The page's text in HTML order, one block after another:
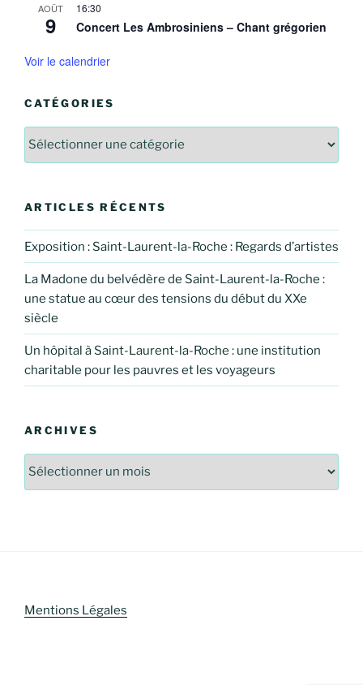
AOÛT
9
16:30
Concert Les Ambrosiniens – Chant grégorien
Voir le calendrier
CATÉGORIES
Catégories
ARTICLES RÉCENTS
Exposition : Saint-Laurent-la-Roche : Regards d’artistes
La Madone du belvédère de Saint-Laurent-la-Roche :
une statue au cœur des tensions du début du XXe
siècle
Un hôpital à Saint-Laurent-la-Roche : une institution
charitable pour les pauvres et les voyageurs
ARCHIVES
Archives
Mentions Légales